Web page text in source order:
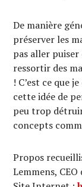
De manière
préserver les
pas aller
ressortir des
! C’est ce que
cette idée de
peu trop
concepts
Propos
Lemmens,